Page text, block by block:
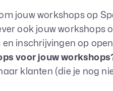
jouw workshops op
ook jouw workshops
inschrijvingen op
voor jouw
klanten (die je nog